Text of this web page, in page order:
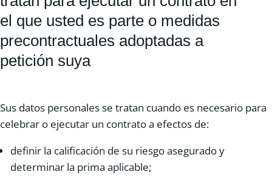
el que usted es parte o medidas
precontractuales adoptadas a
petición suya
Sus datos personales se tratan cuando es necesario para
celebrar o ejecutar un contrato a efectos de:
definir la calificación de su riesgo asegurado y
determinar la prima aplicable;